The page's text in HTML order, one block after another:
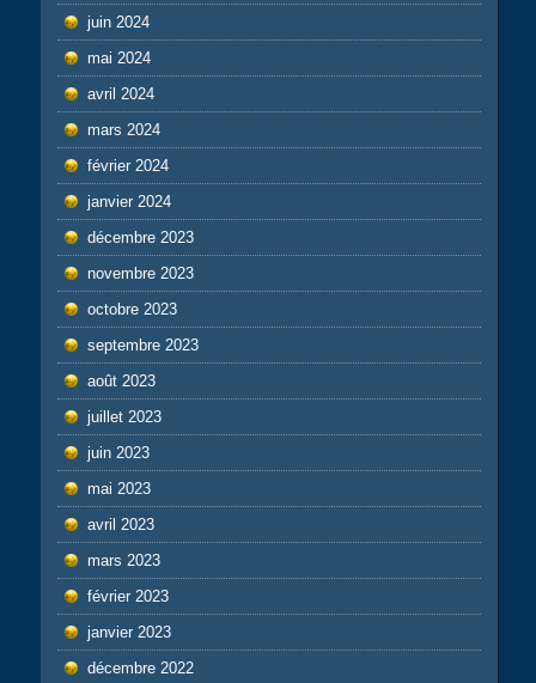
juin 2024
mai 2024
avril 2024
mars 2024
février 2024
janvier 2024
décembre 2023
novembre 2023
octobre 2023
septembre 2023
août 2023
juillet 2023
juin 2023
mai 2023
avril 2023
mars 2023
février 2023
janvier 2023
décembre 2022